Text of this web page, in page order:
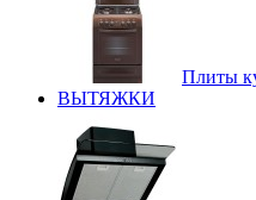
Плиты
ВЫТЯЖКИ